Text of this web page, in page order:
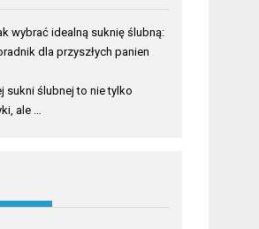
wybrać idealną suknię ślubną:
dla przyszłych panien
sukni ślubnej to nie tylko
ale …